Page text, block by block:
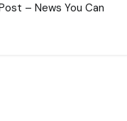
– News You Can